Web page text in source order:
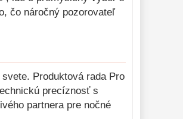
čo náročný pozorovateľ
Produktová rada Pro
precíznosť s
partnera pre nočné